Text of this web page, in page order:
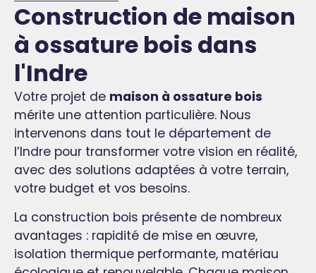
Construction de maison
à ossature bois dans
l'Indre
Votre projet de maison à ossature bois
mérite une attention particulière. Nous
intervenons dans tout le département de
l’Indre pour transformer votre vision en réalité,
avec des solutions adaptées à votre terrain,
votre budget et vos besoins.
La construction bois présente de nombreux
avantages : rapidité de mise en œuvre,
isolation thermique performante, matériau